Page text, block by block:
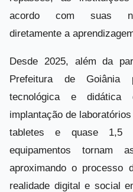
acordo com suas
diretamente a
Desde 2025, além da
Prefeitura de Goiânia
tecnológica e
implantação de
tabletes e quase 1,5
equipamentos tornam
aproximando o processo
realidade digital e social